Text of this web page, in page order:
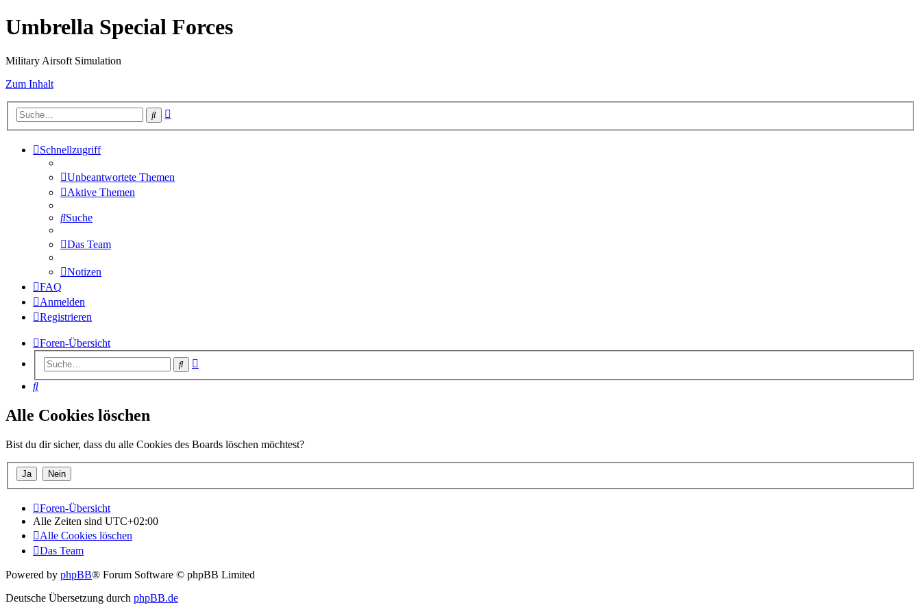
Umbrella Special Forces
Military Airsoft Simulation
Zum Inhalt
Suche
Schnellzugriff
Unbeantwortete Themen
Aktive Themen
Suche
Das Team
Notizen
FAQ
Anmelden
Registrieren
Foren-Übersicht
Suche
Suche
Alle Cookies löschen
Bist du dir sicher, dass du alle Cookies des Boards löschen möchtest?
Foren-Übersicht
Alle Zeiten sind UTC+02:00
Alle Cookies löschen
Das Team
Powered by phpBB® Forum Software © phpBB Limited
Deutsche Übersetzung durch phpBB.de